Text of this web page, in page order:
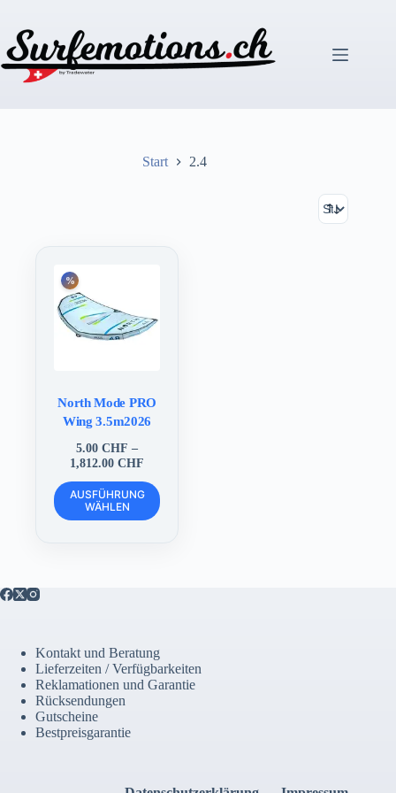
springen
Start 2.4
North Mode PRO
Wing 3.5m2026
5.00CHF –
1,812.00CHF
bis
1,812.00 CHF
AUSFÜHRUNG
WÄHLEN
Dieses
Produkt
weist
der
Produktseite
gewählt
werden
Kontakt und Beratung
Lieferzeiten / Verfügbarkeiten
Reklamationen und Garantie
Rücksendungen
Gutscheine
Bestpreisgarantie